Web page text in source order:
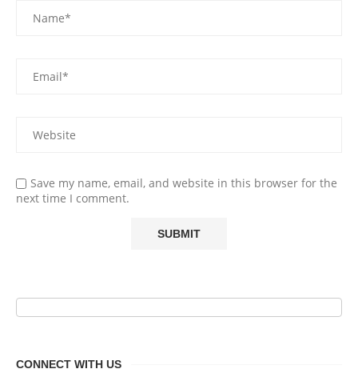
Save my name, email, and website in this browser for the
next time I comment.
CONNECT WITH US